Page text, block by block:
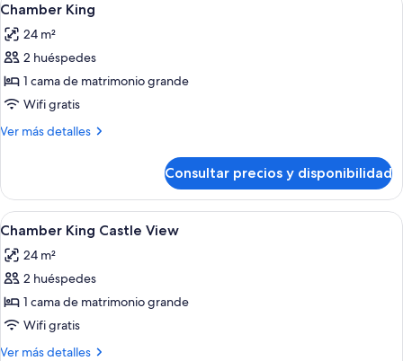
Beds
todas
las
fotos
de
Chamber
King
4
Chamber King
24 m²
2 huéspedes
1 cama de matrimonio grande
Wifi gratis
Ver más detalles
Más
King
Consultar precios y disponibilidad
Abrir
todas
las
fotos
de
Chamber
King
Habitación de hotel con cama, baño
3
Chamber King Castle View
24 m²
2 huéspedes
1 cama de matrimonio grande
Wifi gratis
Ver más detalles
Más